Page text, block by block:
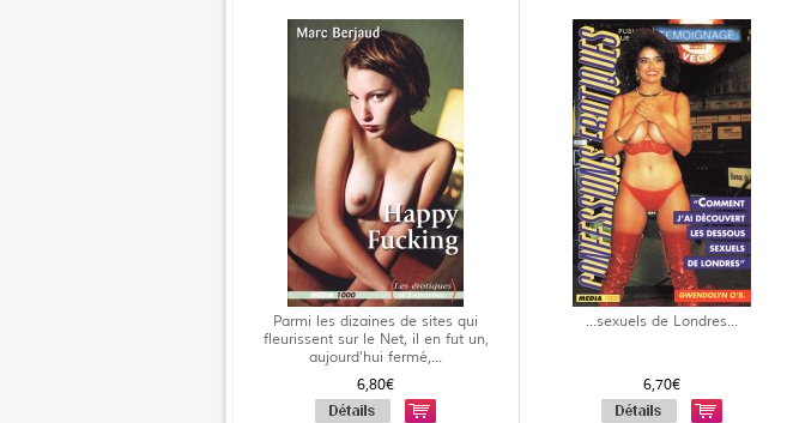
Parmi les dizaines de sites qui
fleurissent sur le Net, il en fut un,
aujourd'hui fermé,...
6,80€
...sexuels de Londres...
6,70€